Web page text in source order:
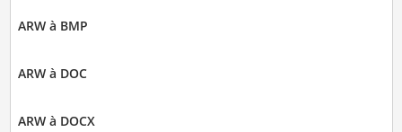
ARW à BMP
ARW à DOC
ARW à DOCX